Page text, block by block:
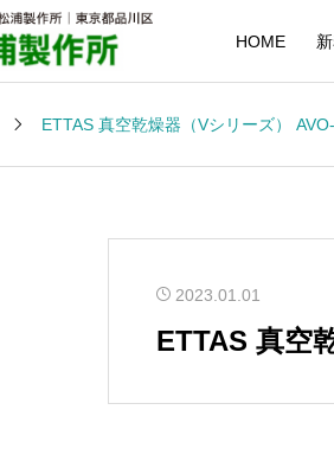
HOME
ETTAS 真空乾燥器（Vシリーズ）
2023.01.01
ETTAS 真空